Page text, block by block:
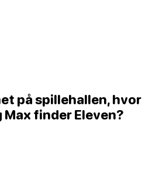
på spillehallen, hvor
Max finder Eleven?